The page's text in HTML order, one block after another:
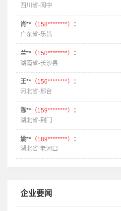
四川省-阆中
肖**（158********）
：
广东省-乐昌
兰**（150********）
：
湖南省-长沙县
王**（156********）
：
河北省-邢台
陈**（159********）
：
湖北省-荆门
姚**（189********）
：
湖北省-老河口
企业要闻